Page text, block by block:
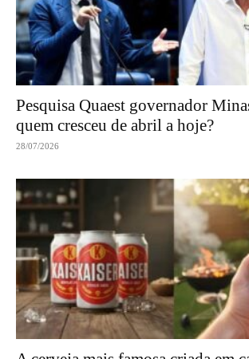
Pesquisa Quaest governador
quem cresceu de abril a hoje?
28/07/2026